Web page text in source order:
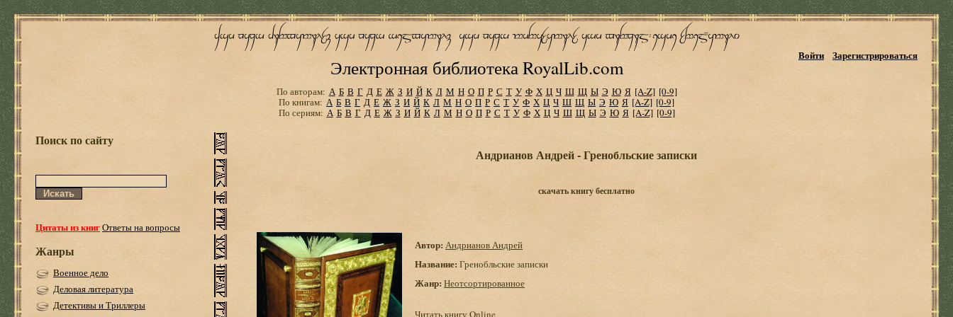
Электронная библиотека RoyalLib.com
Войти Зарегистрироваться
По авторам: А Б В Г Д Е Ж З И Й К Л М Н О П Р С Т У Ф Х Ц Ч Ш Щ Ы Э Ю Я [A-Z] [0-9]
По книгам: А Б В Г Д Е Ж З И Й К Л М Н О П Р С Т У Ф Х Ц Ч Ш Щ Ы Э Ю Я [A-Z] [0-9]
По сериям: А Б В Г Д Е Ж З И Й К Л М Н О П Р С Т У Ф Х Ц Ч Ш Щ Ы Э Ю Я [A-Z] [0-9]
Поиск по сайту
Цитаты из книгОтветы на вопросы
Жанры
Военное дело
Деловая литература
Детективы и Триллеры
Андрианов Андрей - Гренобльские записки
скачать книгу бесплатно
Автор: Андрианов Андрей
Название: Гренобльские записки
Жанр: Неотсортированное
Читать книгу Online